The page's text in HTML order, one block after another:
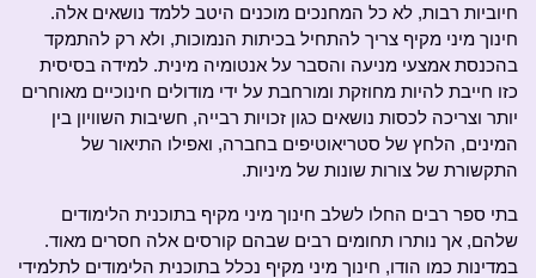
חיוביות רבות, לא כל המחנכים מוכנים היטב ללמד נושאים אלה.
חינוך מיני מקיף צריך להתחיל בכיתות הנמוכות, ולא רק להתמקד
בהכנסת אמצעי מניעה והסבר על אנטומיה מינית. למידה בסיסית
כזו חייבת להיות מחוזקת ומורחבת על ידי מודולים חינוכיים מאוחרים
יותר וצריכה לכסות נושאים כגון זכויות רבייה, חשיבות השוויון בין
המינים, הלחץ של סטריאוטיפים בחברה, ואפילו התיאור של
התקשורת של צורות שונות של מיניות.
בתי ספר רבים החלו לשלב חינוך מיני מקיף בתוכנית הלימודים
שלהם, אך נותרו תחומים רבים שבהם קורסים אלה חסרים מאוד.
במדינות כמו הודו, חינוך מיני מקיף נכלל בתוכנית הלימודים לתלמידי